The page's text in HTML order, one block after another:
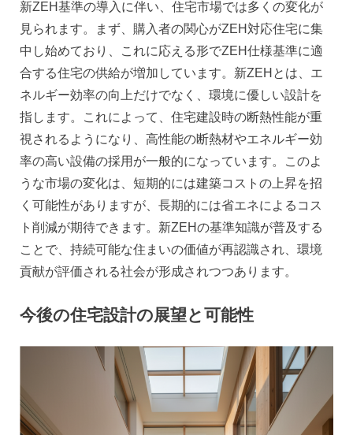
新ZEH基準の導入に伴い、住宅市場では多くの変化が
見られます。まず、購入者の関心がZEH対応住宅に集
中し始めており、これに応える形でZEH仕様基準に適
合する住宅の供給が増加しています。新ZEHとは、エ
ネルギー効率の向上だけでなく、環境に優しい設計を
指します。これによって、住宅建設時の断熱性能が重
視されるようになり、高性能の断熱材やエネルギー効
率の高い設備の採用が一般的になっています。このよ
うな市場の変化は、短期的には建築コストの上昇を招
く可能性がありますが、長期的には省エネによるコス
ト削減が期待できます。新ZEHの基準知識が普及する
ことで、持続可能な住まいの価値が再認識され、環境
貢献が評価される社会が形成されつつあります。
今後の住宅設計の展望と可能性